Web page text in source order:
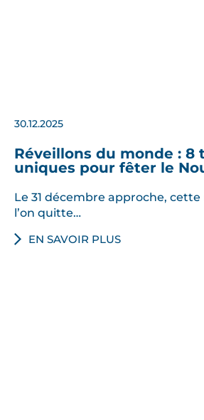
30.12.2025
Réveillons du monde : 8
uniques pour fêter le
Le 31 décembre approche,
l’on quitte…
EN SAVOIR PLUS